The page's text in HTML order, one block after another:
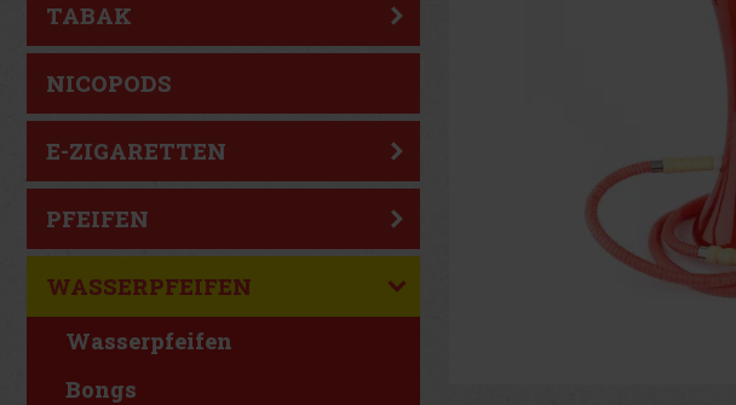
TABAK
NICOPODS
E-ZIGARETTEN
PFEIFEN
WASSERPFEIFEN
Wasserpfeifen
Bongs